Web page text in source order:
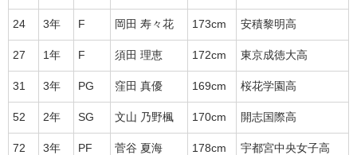
24 3年 F 岡田 寿々花 173cm 安積黎明高
27 1年 F 須田 理恵 172cm 東京成徳大高
31 3年 PG 窪田 真優 169cm 桜花学園高
52 2年 SG 文山 乃野楓 170cm 開志国際高
72 3年 PF 菅谷 夏海 178cm 宇都宮中央女子高